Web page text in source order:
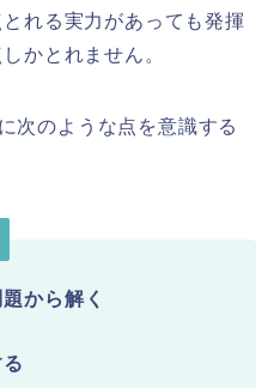
れる実力があっても発揮
かとれません。
次のような点を意識する
から解く